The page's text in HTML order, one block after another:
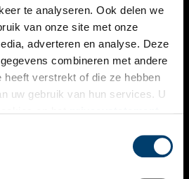
te analyseren. Ook delen we
van onze site met onze
adverteren en analyse. Deze
combineren met andere
heeft verstrekt of die ze hebben
uw gebruik van hun services. U